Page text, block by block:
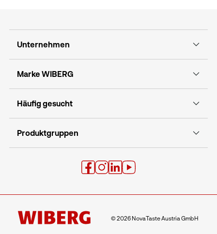
Unser WOW-
Versprechen
Wir kombinieren mehr Geschmack und mehr
Genuss mit der Freude am Kochen. Für JEDE(N).
Unternehmen
Marke WIBERG
Häufig gesucht
Produktgruppen
© 2026 NovaTaste Austria GmbH